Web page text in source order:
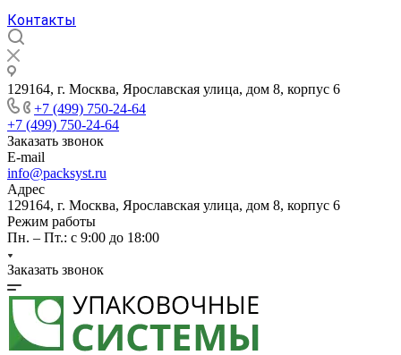
Контакты
129164, г. Москва, Ярославская улица, дом 8, корпус 6
+7 (499) 750-24-64
+7 (499) 750-24-64
Заказать звонок
E-mail
info@packsyst.ru
Адрес
129164, г. Москва, Ярославская улица, дом 8, корпус 6
Режим работы
Пн. – Пт.: с 9:00 до 18:00
Заказать звонок